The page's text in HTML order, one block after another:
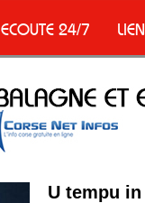
ECOUTE 24/7
U tempu